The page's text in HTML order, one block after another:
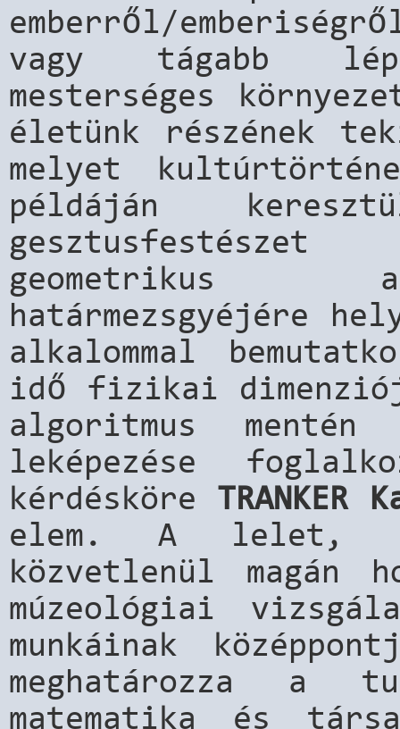
emberről/
vagy tágabb
mesterséges
életünk részének
melyet
példáján
geometrikus
határmezsgyéjére
alkalommal
idő fizikai
algoritmus mentén
leképezése
kérdésköre TRANKER
elem. A lelet,
közvetlenül magán
múzeológiai
munkáinak
meghatározza a
matematika és